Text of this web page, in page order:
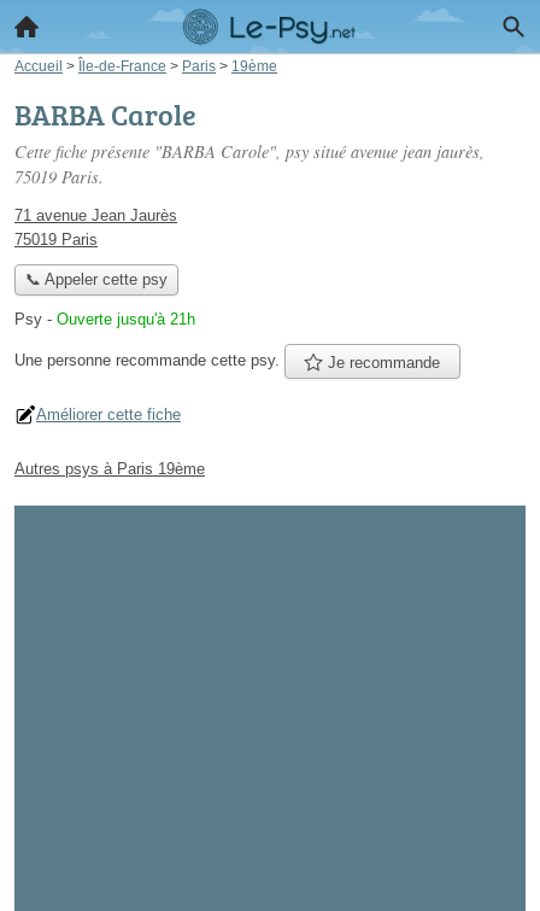
Accueil > Île-de-France > Paris > 19ème
BARBA Carole
Cette fiche présente "BARBA Carole", psy situé avenue jean jaurès,
75019 Paris.
71 avenue Jean Jaurès
75019 Paris
📞 Appeler cette psy
Psy - Ouverte jusqu'à 21h
Une personne recommande cette psy. Je recommande
Améliorer cette fiche
Autres psys à Paris 19ème